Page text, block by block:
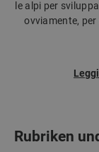
le alpi per
ovviamente,
Rubriken